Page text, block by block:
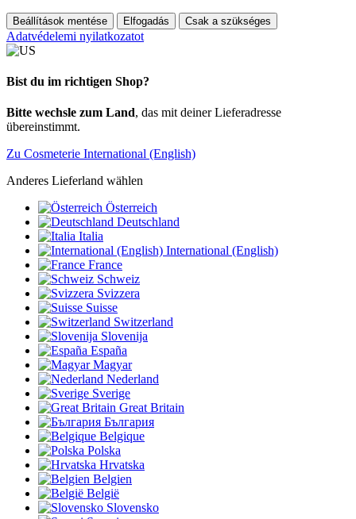
Beállítások mentése Elfogadás Csak a szükséges
Adatvédelemi nyilatkozatot
Bist du im richtigen Shop?
Bitte wechsle zum Land, das mit deiner Lieferadresse
übereinstimmt.
Zu Cosmeterie International (English)
Anderes Lieferland wählen
Österreich
Deutschland
Italia
International (English)
France
Schweiz
Svizzera
Suisse
Switzerland
Slovenija
España
Magyar
Nederland
Sverige
Great Britain
България
Belgique
Polska
Hrvatska
Belgien
België
Slovensko